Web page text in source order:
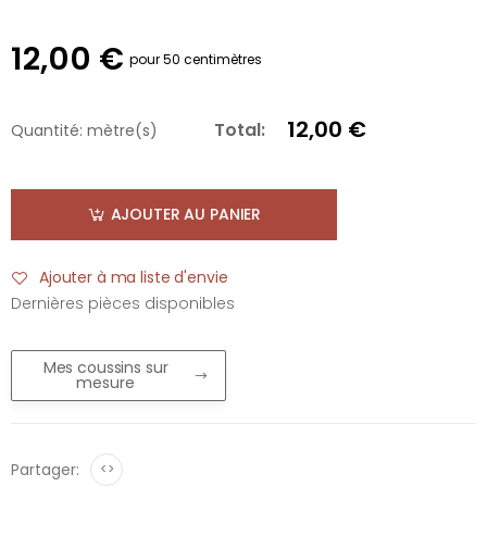
12,00 € pour 50 centimètres
Quantité: mètre(s) Total: 12,00 €
AJOUTER AU PANIER
Ajouter à ma liste d'envie
Dernières pièces disponibles
Mes coussins sur
mesure
Partager: <>